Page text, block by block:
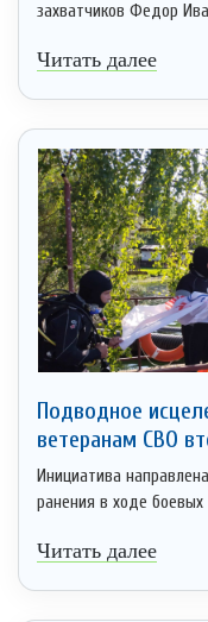
захватчиков Федор
Читать далее
Подводное
ветеранам СВО
Инициатива
ранения в ходе боевых
Читать далее